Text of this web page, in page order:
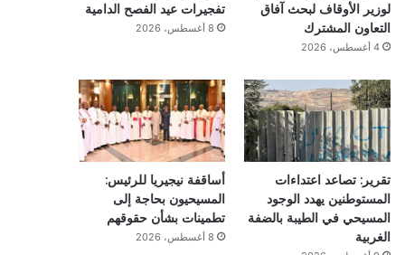
لوزير الأوقاف لبحث آفاق
التعاون المشترك
4 أغسطس، 2026
تفجيرات عيد الفصح الدامية
8 أغسطس، 2026
تقرير: تصاعد اعتداءات
المستوطنين يهدد الوجود
المسيحي في الطيبة بالضفة
الغربية
أساقفة نيجيريا للرئيس:
المسيحيون بحاجة إلى
تطمينات بشأن حقوقهم
8 أغسطس، 2026